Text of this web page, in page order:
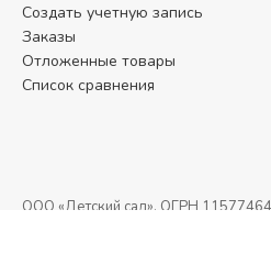
Создать учетную запись
Заказы
Отложенные товары
Список сравнения
ООО «Детский сад», ОГРН